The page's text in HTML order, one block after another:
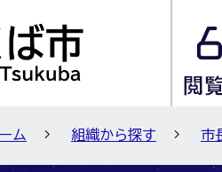
ム 組織から探す 市